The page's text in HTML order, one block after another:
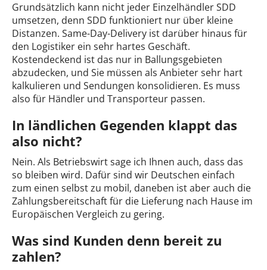
Grundsätzlich kann nicht jeder Einzelhändler SDD
umsetzen, denn SDD funktioniert nur über kleine
Distanzen. Same-Day-Delivery ist darüber hinaus für
den Logistiker ein sehr hartes Geschäft.
Kostendeckend ist das nur in Ballungsgebieten
abzudecken, und Sie müssen als Anbieter sehr hart
kalkulieren und Sendungen konsolidieren. Es muss
also für Händler und Transporteur passen.
In ländlichen Gegenden klappt das
also nicht?
Nein. Als Betriebswirt sage ich Ihnen auch, dass das
so bleiben wird. Dafür sind wir Deutschen einfach
zum einen selbst zu mobil, daneben ist aber auch die
Zahlungsbereitschaft für die Lieferung nach Hause im
Europäischen Vergleich zu gering.
Was sind Kunden denn bereit zu
zahlen?